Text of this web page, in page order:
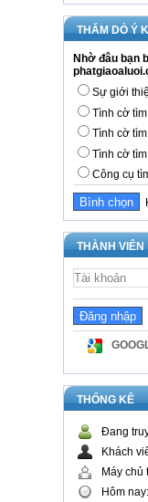
THĂM DÒ Ý
Nhờ đâu bạn
Sự giới
Tình cờ
Tình cờ
Tình cờ
Công cụ
THÀNH VIÊN
THỐNG KÊ
Đang
Khách
Máy chủ
Hôm nay: